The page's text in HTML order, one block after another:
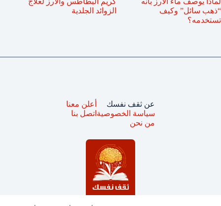
“ذهب سائل” وكيف
تستخدمه؟
الزوائد الجلدية
عن ثقف نفسك
سياسة الخصوصية
من نحن
أعلن معنا
اتصل بنا